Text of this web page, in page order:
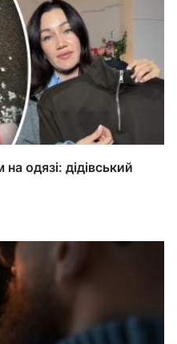
одязі: дідівський